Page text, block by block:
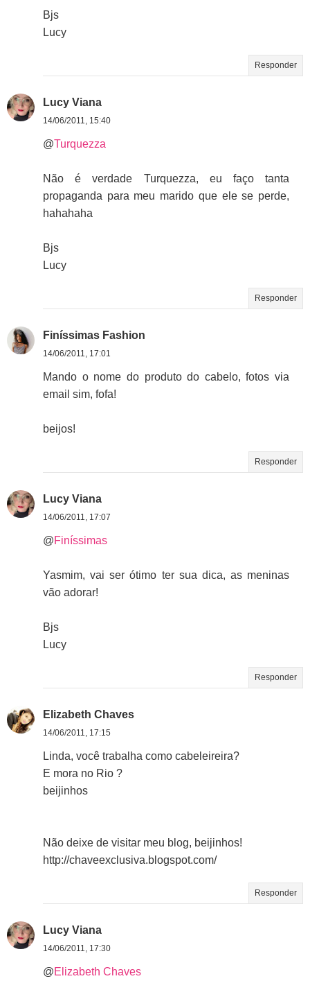
Bjs
Lucy
Responder
Lucy Viana
14/06/2011, 15:40
@Turquezza
Não é verdade Turquezza, eu faço tanta
propaganda para meu marido que ele se perde,
hahahaha
Bjs
Lucy
Responder
Finíssimas Fashion
14/06/2011, 17:01
Mando o nome do produto do cabelo, fotos via
email sim, fofa!
beijos!
Responder
Lucy Viana
14/06/2011, 17:07
@Finíssimas
Yasmim, vai ser ótimo ter sua dica, as meninas
vão adorar!
Bjs
Lucy
Responder
Elizabeth Chaves
14/06/2011, 17:15
Linda, você trabalha como cabeleireira?
E mora no Rio ?
beijinhos
Não deixe de visitar meu blog, beijinhos!
http://chaveexclusiva.blogspot.com/
Responder
Lucy Viana
14/06/2011, 17:30
@Elizabeth Chaves